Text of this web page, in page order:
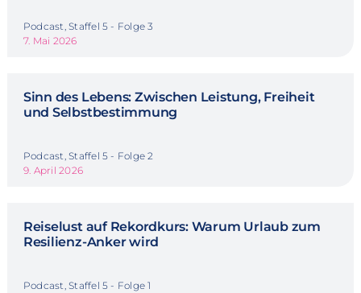
Podcast, Staffel 5 - Folge 3
7. Mai 2026
Sinn des Lebens: Zwischen Leistung, Freiheit
und Selbstbestimmung
Podcast, Staffel 5 - Folge 2
9. April 2026
Reiselust auf Rekordkurs: Warum Urlaub zum
Resilienz-Anker wird
Podcast, Staffel 5 - Folge 1